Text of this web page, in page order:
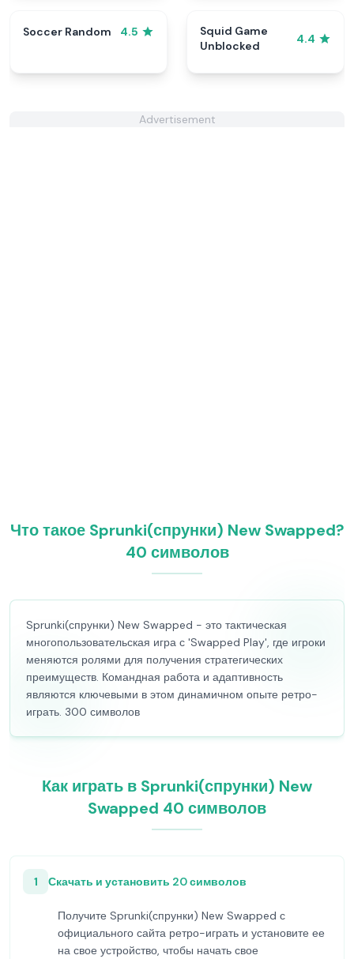
Soccer Random 4.5
Squid Game
Unblocked
4.4
Advertisement
Что такое Sprunki(спрунки) New Swapped?
40 символов
Sprunki(спрунки) New Swapped - это тактическая
многопользовательская игра с 'Swapped Play', где игроки
меняются ролями для получения стратегических
преимуществ. Командная работа и адаптивность
являются ключевыми в этом динамичном опыте ретро-
играть. 300 символов
Как играть в Sprunki(спрунки) New
Swapped 40 символов
1 Скачать и установить 20 символов
Получите Sprunki(спрунки) New Swapped с
официального сайта ретро-играть и установите ее
на свое устройство, чтобы начать свое